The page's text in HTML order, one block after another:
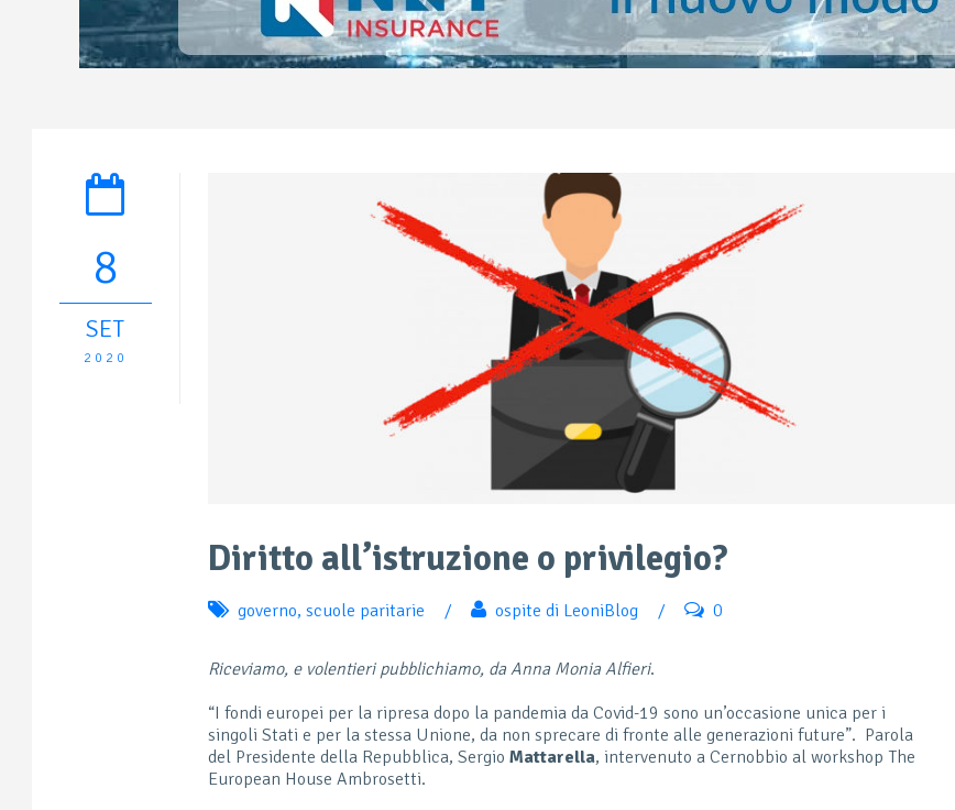
8
SET
2020
Diritto all’istruzione o privilegio?
governo, scuole paritarie / ospite di LeoniBlog / 0
Riceviamo, e volentieri pubblichiamo, da Anna Monia Alfieri.
“I fondi europei per la ripresa dopo la pandemia da Covid-19 sono un’occasione unica per i
singoli Stati e per la stessa Unione, da non sprecare di fronte alle generazioni future”. Parola
del Presidente della Repubblica, SergioMattarella, intervenuto a Cernobbio al workshop The
European House Ambrosetti.